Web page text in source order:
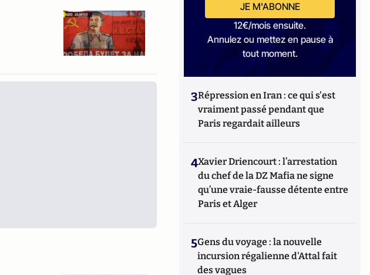
JE M'ABONNE
12€/mois ensuite.
Annulez ou mettez en pause à
tout moment.
3Répression en Iran : ce qui s'est
vraiment passé pendant que
Paris regardait ailleurs
4Xavier Driencourt : l’arrestation
du chef de la DZ Mafia ne signe
qu’une vraie-fausse détente entre
Paris et Alger
5Gens du voyage : la nouvelle
incursion régalienne d'Attal fait
des vagues